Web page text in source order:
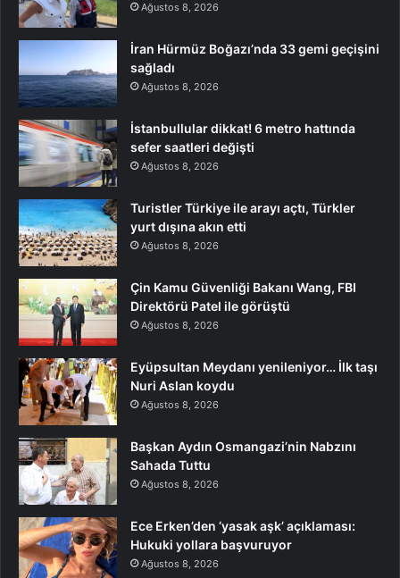
Ağustos 8, 2026
İran Hürmüz Boğazı’nda 33 gemi geçişini
sağladı
Ağustos 8, 2026
İstanbullular dikkat! 6 metro hattında
sefer saatleri değişti
Ağustos 8, 2026
Turistler Türkiye ile arayı açtı, Türkler
yurt dışına akın etti
Ağustos 8, 2026
Çin Kamu Güvenliği Bakanı Wang, FBI
Direktörü Patel ile görüştü
Ağustos 8, 2026
Eyüpsultan Meydanı yenileniyor… İlk taşı
Nuri Aslan koydu
Ağustos 8, 2026
Başkan Aydın Osmangazi’nin Nabzını
Sahada Tuttu
Ağustos 8, 2026
Ece Erken’den ‘yasak aşk’ açıklaması:
Hukuki yollara başvuruyor
Ağustos 8, 2026